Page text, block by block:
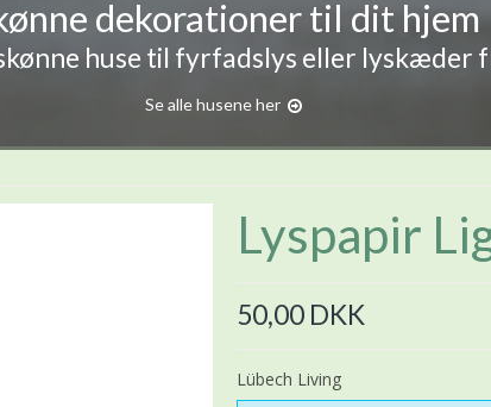
dekorationer til dit hjem
huse til fyrfadslys eller lyskæder
Se alle husene her
Lyspapir
50,00 DKK
Lübech Living